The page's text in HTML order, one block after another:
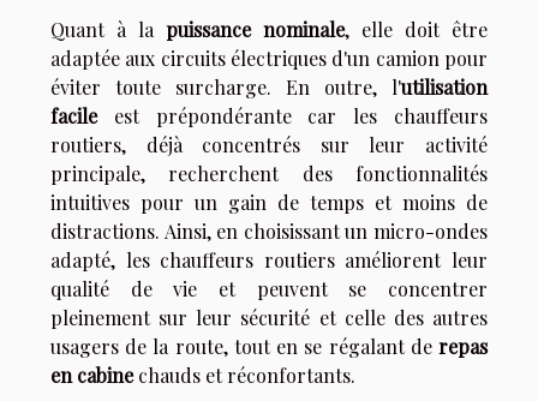
Quant à la puissance nominale, elle doit être
adaptée aux circuits électriques d'un camion pour
éviter toute surcharge. En outre, l'utilisation
facileest prépondérante car les chauffeurs
routiers, déjà concentrés sur leur activité
principale, recherchent des fonctionnalités
intuitives pour un gain de temps et moins de
distractions. Ainsi, en choisissant un micro-ondes
adapté, les chauffeurs routiers améliorent leur
qualité de vie et peuvent se concentrer
pleinement sur leur sécurité et celle des autres
usagers de la route, tout en se régalant de repas
en cabinechauds et réconfortants.